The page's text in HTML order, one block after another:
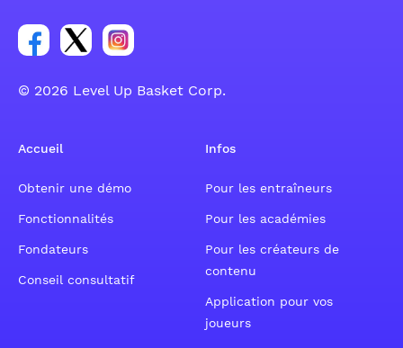
Lien vers le groupe du compte Facebook
Lien vers le groupe du compte Tweeter
Lien vers le groupe du compte Instagram
© 2026 Level Up Basket Corp.
Accueil
Obtenir une démo
Fonctionnalités
Fondateurs
Conseil consultatif
Infos
Pour les entraîneurs
Pour les académies
Pour les créateurs de
contenu
Application pour vos
joueurs